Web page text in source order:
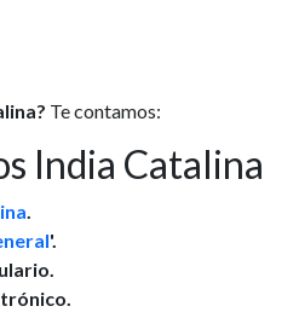
Te contamos:
India Catalina
.
'.